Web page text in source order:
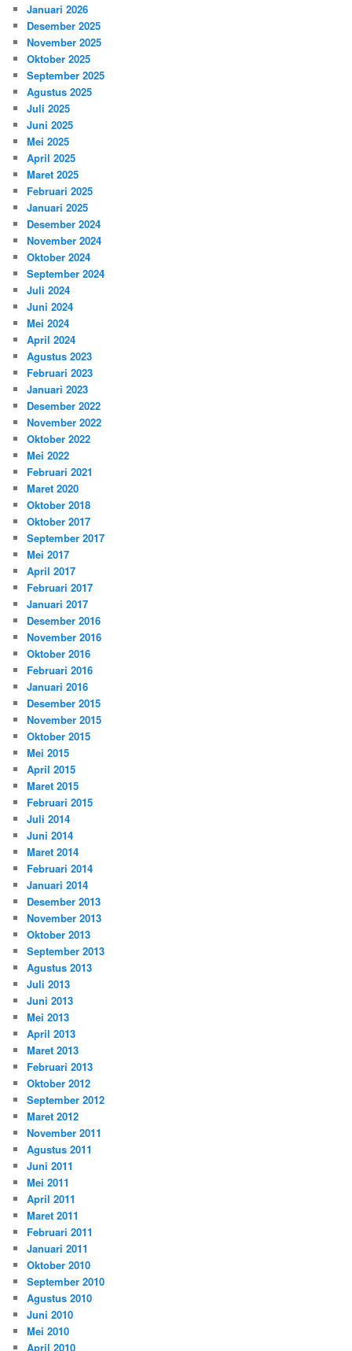
Januari 2026
Desember 2025
November 2025
Oktober 2025
September 2025
Agustus 2025
Juli 2025
Juni 2025
Mei 2025
April 2025
Maret 2025
Februari 2025
Januari 2025
Desember 2024
November 2024
Oktober 2024
September 2024
Juli 2024
Juni 2024
Mei 2024
April 2024
Agustus 2023
Februari 2023
Januari 2023
Desember 2022
November 2022
Oktober 2022
Mei 2022
Februari 2021
Maret 2020
Oktober 2018
Oktober 2017
September 2017
Mei 2017
April 2017
Februari 2017
Januari 2017
Desember 2016
November 2016
Oktober 2016
Februari 2016
Januari 2016
Desember 2015
November 2015
Oktober 2015
Mei 2015
April 2015
Maret 2015
Februari 2015
Juli 2014
Juni 2014
Maret 2014
Februari 2014
Januari 2014
Desember 2013
November 2013
Oktober 2013
September 2013
Agustus 2013
Juli 2013
Juni 2013
Mei 2013
April 2013
Maret 2013
Februari 2013
Oktober 2012
September 2012
Maret 2012
November 2011
Agustus 2011
Juni 2011
Mei 2011
April 2011
Maret 2011
Februari 2011
Januari 2011
Oktober 2010
September 2010
Agustus 2010
Juni 2010
Mei 2010
April 2010